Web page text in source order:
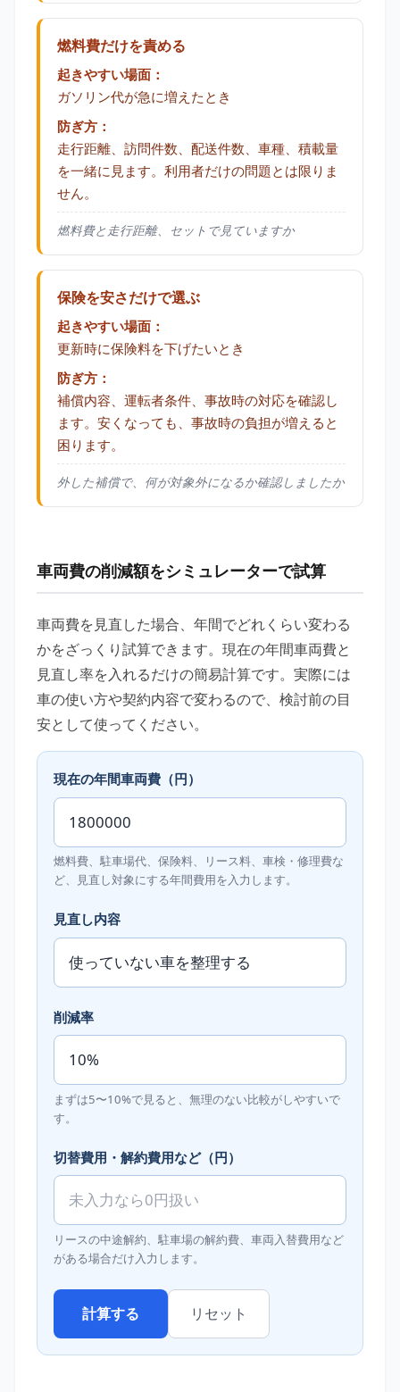
燃料費だけを責める
起きやすい場面：
ガソリン代が急に増えたとき
防ぎ方：
走行距離、訪問件数、配送件数、車種、積載量
を一緒に見ます。利用者だけの問題とは限りま
せん。
燃料費と走行距離、セットで見ていますか
保険を安さだけで選ぶ
起きやすい場面：
更新時に保険料を下げたいとき
防ぎ方：
補償内容、運転者条件、事故時の対応を確認し
ます。安くなっても、事故時の負担が増えると
困ります。
外した補償で、何が対象外になるか確認しましたか
車両費の削減額をシミュレーターで試算
車両費を見直した場合、年間でどれくらい変わる
かをざっくり試算できます。現在の年間車両費と
見直し率を入れるだけの簡易計算です。実際には
車の使い方や契約内容で変わるので、検討前の目
安として使ってください。
現在の年間車両費（円）
燃料費、駐車場代、保険料、リース料、車検・修理費な
ど、見直し対象にする年間費用を入力します。
見直し内容
削減率
まずは5〜10%で見ると、無理のない比較がしやすいで
す。
切替費用・解約費用など（円）
リースの中途解約、駐車場の解約費、車両入替費用など
がある場合だけ入力します。
計算する リセット